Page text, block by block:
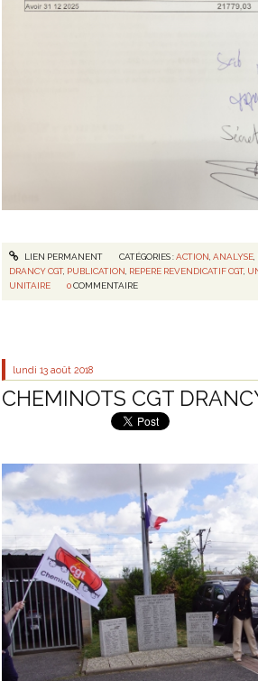
LIEN PERMANENT CATÉGORIES :ACTION, ANALYSE,
DRANCY CGT, PUBLICATION, REPERE REVENDICATIF CGT,
UNITAIRE
0 COMMENTAIRE
lundi 13 août 2018
CHEMINOTS CGT